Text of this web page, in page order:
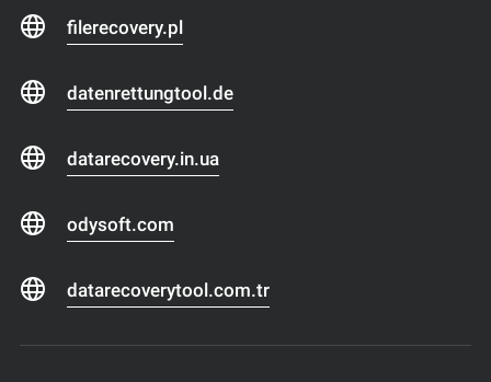
filerecovery.pl
datenrettungtool.de
datarecovery.in.ua
odysoft.com
datarecoverytool.com.tr